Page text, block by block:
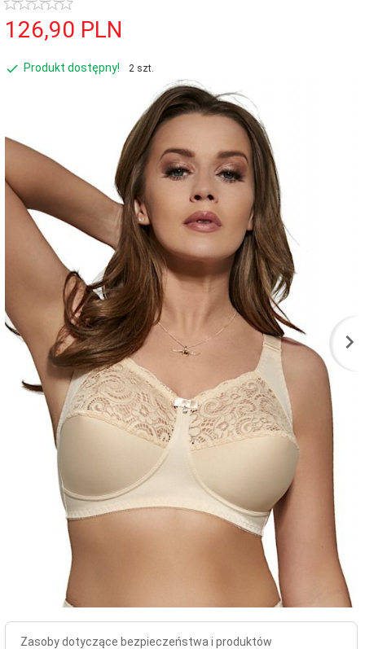
126,90 PLN
Produkt dostępny! 2 szt.
Zasoby dotyczące bezpieczeństwa i produktów